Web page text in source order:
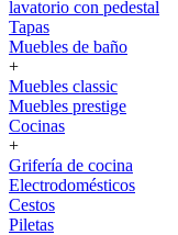
lavatorio con pedestal
Tapas
Muebles de baño
+
Muebles classic
Muebles prestige
Cocinas
+
Grifería de cocina
Electrodomésticos
Cestos
Piletas